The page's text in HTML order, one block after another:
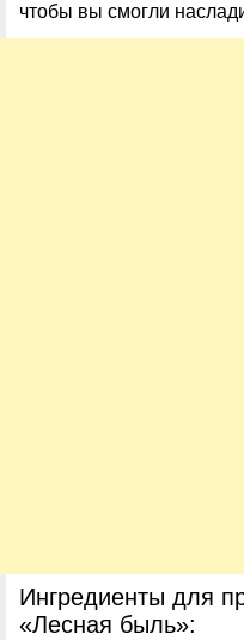
чтобы вы смогли
Ингредиенты для
«Лесная быль»: